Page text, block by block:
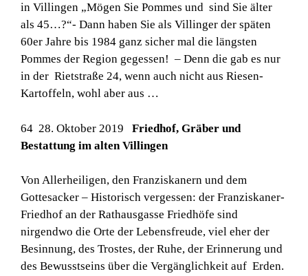
in Villingen „Mögen Sie Pommes und sind Sie älter
als 45…?“- Dann haben Sie als Villinger der späten
60er Jahre bis 1984 ganz sicher mal die längsten
Pommes der Region gegessen! – Denn die gab es nur
in der Rietstraße 24, wenn auch nicht aus Riesen-
Kartoffeln, wohl aber aus …
64 28. Oktober 2019 Friedhof, Gräber und
Bestattung im alten Villingen
Von Allerheiligen, den Franziskanern und dem
Gottesacker – Historisch vergessen: der Franziskaner-
Friedhof an der Rathausgasse Friedhöfe sind
nirgendwo die Orte der Lebensfreude, viel eher der
Besinnung, des Trostes, der Ruhe, der Erinnerung und
des Bewusstseins über die Vergänglichkeit auf Erden.